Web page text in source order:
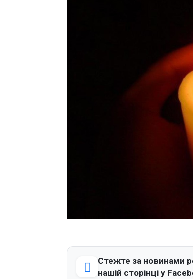
Стежте за новинами
нашій сторінці у